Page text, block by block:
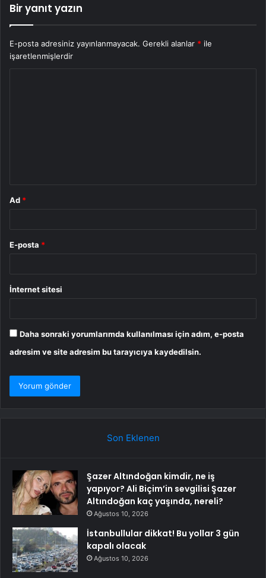
Bir yanıt yazın
E-posta adresiniz yayınlanmayacak. Gerekli alanlar * ile
işaretlenmişlerdir
Ad *
E-posta *
İnternet sitesi
Daha sonraki yorumlarımda kullanılması için adım, e-posta
adresim ve site adresim bu tarayıcıya kaydedilsin.
Son Eklenen
Şazer Altındoğan kimdir, ne iş
yapıyor? Ali Biçim’in sevgilisi Şazer
Altındoğan kaç yaşında, nereli?
Ağustos 10, 2026
İstanbullular dikkat! Bu yollar 3 gün
kapalı olacak
Ağustos 10, 2026